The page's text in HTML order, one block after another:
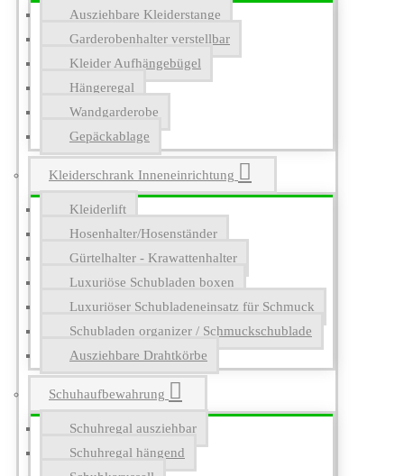
Ausziehbare Kleiderstange
Garderobenhalter verstellbar
Kleider Aufhängebügel
Hängeregal
Wandgarderobe
Gepäckablage
Kleiderschrank Inneneinrichtung
Kleiderlift
Hosenhalter/Hosenständer
Gürtelhalter - Krawattenhalter
Luxuriöse Schubladen boxen
Luxuriöser Schubladeneinsatz für Schmuck
Schubladen organizer / Schmuckschublade
Ausziehbare Drahtkörbe
Schuhaufbewahrung
Schuhregal ausziehbar
Schuhregal hängend